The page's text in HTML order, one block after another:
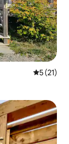
Note
5 (21)